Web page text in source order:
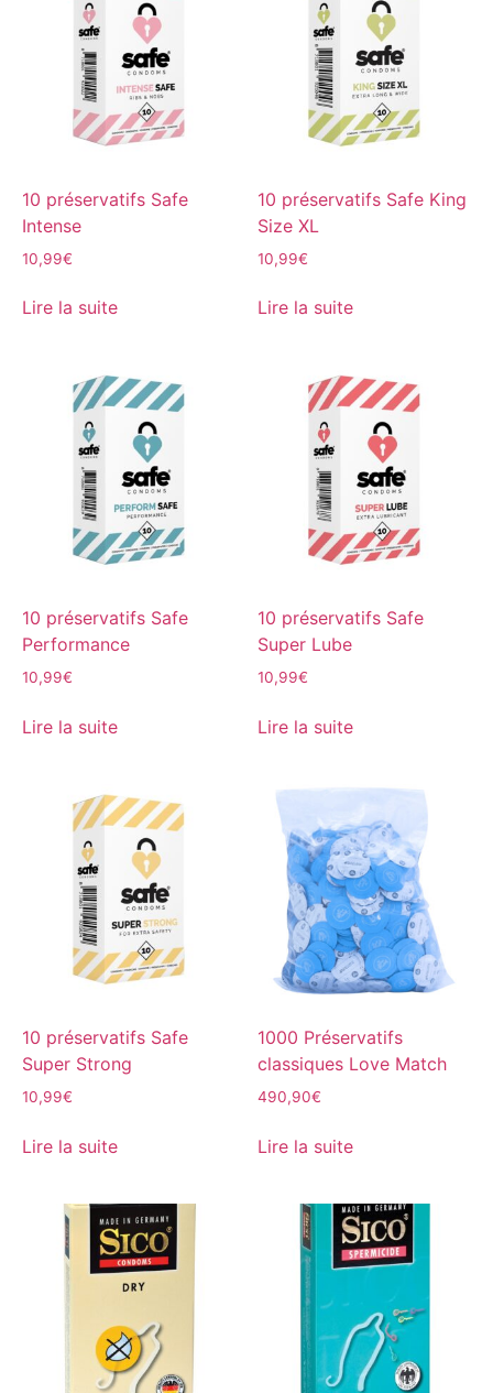
10 préservatifs Safe
Intense
10,99€
Lire la suite
10 préservatifs Safe King
Size XL
10,99€
Lire la suite
10 préservatifs Safe
Performance
10,99€
Lire la suite
10 préservatifs Safe
Super Lube
10,99€
Lire la suite
10 préservatifs Safe
Super Strong
10,99€
Lire la suite
1000 Préservatifs
classiques Love Match
490,90€
Lire la suite